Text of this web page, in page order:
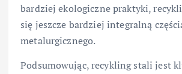
bardziej ekologiczne praktyki,
się jeszcze bardziej integralną
metalurgicznego.
Podsumowując, recykling stali jest